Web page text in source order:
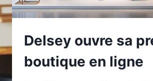
Delsey ouvre sa
boutique en ligne